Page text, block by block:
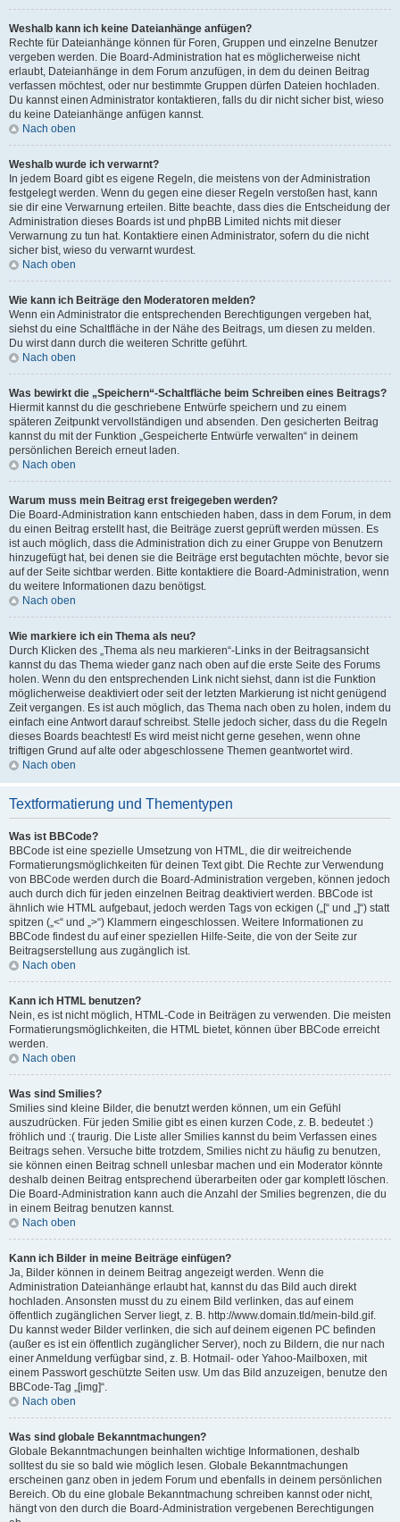
Weshalb kann ich keine Dateianhänge anfügen?
Rechte für Dateianhänge können für Foren, Gruppen und einzelne Benutzer
vergeben werden. Die Board-Administration hat es möglicherweise nicht
erlaubt, Dateianhänge in dem Forum anzufügen, in dem du deinen Beitrag
verfassen möchtest, oder nur bestimmte Gruppen dürfen Dateien hochladen.
Du kannst einen Administrator kontaktieren, falls du dir nicht sicher bist, wieso
du keine Dateianhänge anfügen kannst.
Nach oben
Weshalb wurde ich verwarnt?
In jedem Board gibt es eigene Regeln, die meistens von der Administration
festgelegt werden. Wenn du gegen eine dieser Regeln verstoßen hast, kann
sie dir eine Verwarnung erteilen. Bitte beachte, dass dies die Entscheidung der
Administration dieses Boards ist und phpBB Limited nichts mit dieser
Verwarnung zu tun hat. Kontaktiere einen Administrator, sofern du die nicht
sicher bist, wieso du verwarnt wurdest.
Nach oben
Wie kann ich Beiträge den Moderatoren melden?
Wenn ein Administrator die entsprechenden Berechtigungen vergeben hat,
siehst du eine Schaltfläche in der Nähe des Beitrags, um diesen zu melden.
Du wirst dann durch die weiteren Schritte geführt.
Nach oben
Was bewirkt die „Speichern“-Schaltfläche beim Schreiben eines Beitrags?
Hiermit kannst du die geschriebene Entwürfe speichern und zu einem
späteren Zeitpunkt vervollständigen und absenden. Den gesicherten Beitrag
kannst du mit der Funktion „Gespeicherte Entwürfe verwalten“ in deinem
persönlichen Bereich erneut laden.
Nach oben
Warum muss mein Beitrag erst freigegeben werden?
Die Board-Administration kann entschieden haben, dass in dem Forum, in dem
du einen Beitrag erstellt hast, die Beiträge zuerst geprüft werden müssen. Es
ist auch möglich, dass die Administration dich zu einer Gruppe von Benutzern
hinzugefügt hat, bei denen sie die Beiträge erst begutachten möchte, bevor sie
auf der Seite sichtbar werden. Bitte kontaktiere die Board-Administration, wenn
du weitere Informationen dazu benötigst.
Nach oben
Wie markiere ich ein Thema als neu?
Durch Klicken des „Thema als neu markieren“-Links in der Beitragsansicht
kannst du das Thema wieder ganz nach oben auf die erste Seite des Forums
holen. Wenn du den entsprechenden Link nicht siehst, dann ist die Funktion
möglicherweise deaktiviert oder seit der letzten Markierung ist nicht genügend
Zeit vergangen. Es ist auch möglich, das Thema nach oben zu holen, indem du
einfach eine Antwort darauf schreibst. Stelle jedoch sicher, dass du die Regeln
dieses Boards beachtest! Es wird meist nicht gerne gesehen, wenn ohne
triftigen Grund auf alte oder abgeschlossene Themen geantwortet wird.
Nach oben
Textformatierung und Thementypen
Was ist BBCode?
BBCode ist eine spezielle Umsetzung von HTML, die dir weitreichende
Formatierungsmöglichkeiten für deinen Text gibt. Die Rechte zur Verwendung
von BBCode werden durch die Board-Administration vergeben, können jedoch
auch durch dich für jeden einzelnen Beitrag deaktiviert werden. BBCode ist
ähnlich wie HTML aufgebaut, jedoch werden Tags von eckigen („[“ und „]“) statt
spitzen („<“ und „>“) Klammern eingeschlossen. Weitere Informationen zu
BBCode findest du auf einer speziellen Hilfe-Seite, die von der Seite zur
Beitragserstellung aus zugänglich ist.
Nach oben
Kann ich HTML benutzen?
Nein, es ist nicht möglich, HTML-Code in Beiträgen zu verwenden. Die meisten
Formatierungsmöglichkeiten, die HTML bietet, können über BBCode erreicht
werden.
Nach oben
Was sind Smilies?
Smilies sind kleine Bilder, die benutzt werden können, um ein Gefühl
auszudrücken. Für jeden Smilie gibt es einen kurzen Code, z. B. bedeutet :)
fröhlich und :( traurig. Die Liste aller Smilies kannst du beim Verfassen eines
Beitrags sehen. Versuche bitte trotzdem, Smilies nicht zu häufig zu benutzen,
sie können einen Beitrag schnell unlesbar machen und ein Moderator könnte
deshalb deinen Beitrag entsprechend überarbeiten oder gar komplett löschen.
Die Board-Administration kann auch die Anzahl der Smilies begrenzen, die du
in einem Beitrag benutzen kannst.
Nach oben
Kann ich Bilder in meine Beiträge einfügen?
Ja, Bilder können in deinem Beitrag angezeigt werden. Wenn die
Administration Dateianhänge erlaubt hat, kannst du das Bild auch direkt
hochladen. Ansonsten musst du zu einem Bild verlinken, das auf einem
öffentlich zugänglichen Server liegt, z. B. http://www.domain.tld/mein-bild.gif.
Du kannst weder Bilder verlinken, die sich auf deinem eigenen PC befinden
(außer es ist ein öffentlich zugänglicher Server), noch zu Bildern, die nur nach
einer Anmeldung verfügbar sind, z. B. Hotmail- oder Yahoo-Mailboxen, mit
einem Passwort geschützte Seiten usw. Um das Bild anzuzeigen, benutze den
BBCode-Tag „[img]“.
Nach oben
Was sind globale Bekanntmachungen?
Globale Bekanntmachungen beinhalten wichtige Informationen, deshalb
solltest du sie so bald wie möglich lesen. Globale Bekanntmachungen
erscheinen ganz oben in jedem Forum und ebenfalls in deinem persönlichen
Bereich. Ob du eine globale Bekanntmachung schreiben kannst oder nicht,
hängt von den durch die Board-Administration vergebenen Berechtigungen